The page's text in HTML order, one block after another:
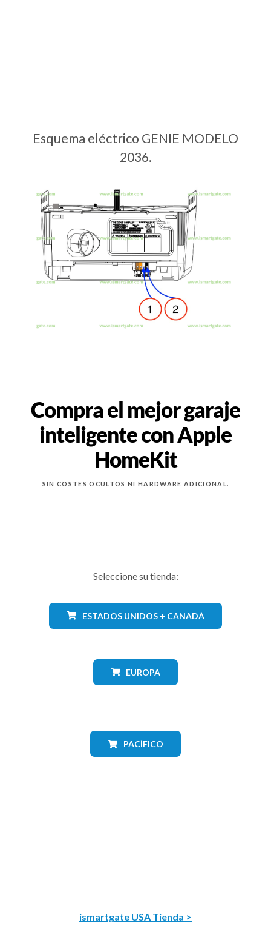
Esquema eléctrico GENIE MODELO
2036.
Compra el mejor garaje
inteligente con Apple
HomeKit
SIN COSTES OCULTOS NI HARDWARE ADICIONAL.
Seleccione su tienda:
ESTADOS UNIDOS + CANADÁ
EUROPA
PACÍFICO
ismartgate USA Tienda >